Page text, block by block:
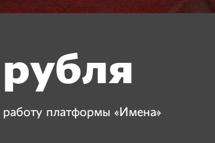
платформы «Имена»